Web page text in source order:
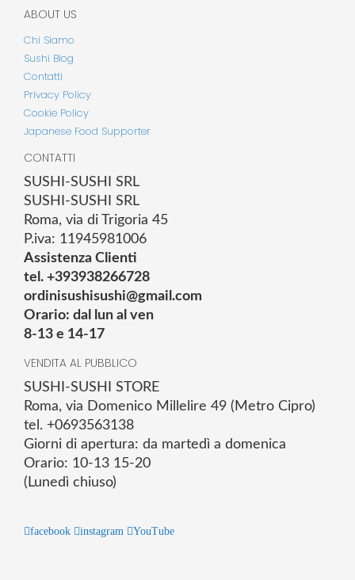
ABOUT US
Chi Siamo
Sushi Blog
Contatti
Privacy Policy
Cookie Policy
Japanese Food Supporter
CONTATTI
SUSHI-SUSHI SRL
SUSHI-SUSHI SRL
Roma, via di Trigoria 45
P.iva: 11945981006
Assistenza Clienti
tel. +393938266728
ordinisushisushi@gmail.com
Orario: dal lun al ven
8-13 e 14-17
VENDITA AL PUBBLICO
SUSHI-SUSHI STORE
Roma, via Domenico Millelire 49 (Metro Cipro)
tel. +0693563138
Giorni di apertura: da martedì a domenica
Orario: 10-13 15-20
(Lunedì chiuso)
facebook instagram YouTube